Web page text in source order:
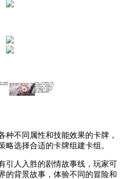
种不同属性和技能效果的卡牌，
略选择合适的卡牌组建卡组。
引人入胜的剧情故事线，玩家可
的背景故事，体验不同的冒险和